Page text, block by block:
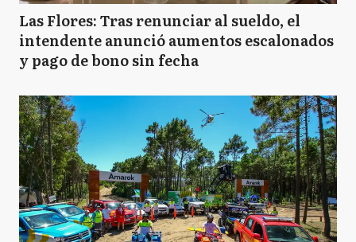
Las Flores: Tras renunciar al sueldo, el
intendente anunció aumentos escalonados
y pago de bono sin fecha